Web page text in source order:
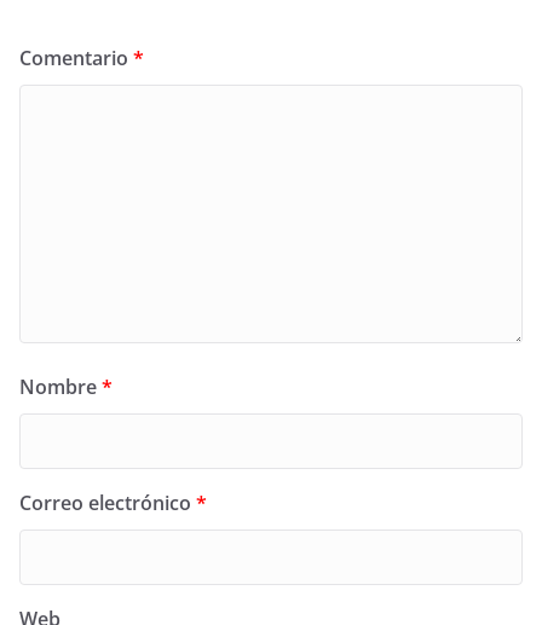
Comentario *
Nombre*
Correo electrónico *
Web